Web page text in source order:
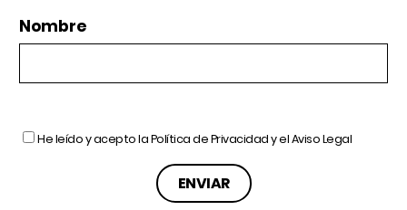
Nombre
He leído y acepto laPolítica de Privacidady elAviso Legal